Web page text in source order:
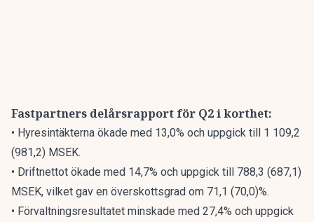
Fastpartners delårsrapport för Q2i korthet:
• Hyresintäkterna ökade med 13,0% och uppgick till 1 109,2
(981,2) MSEK.
• Driftnettot ökade med 14,7% och uppgick till 788,3 (687,1)
MSEK, vilket gav en överskottsgrad om 71,1 (70,0)%.
• Förvaltningsresultatet minskade med 27,4% och uppgick